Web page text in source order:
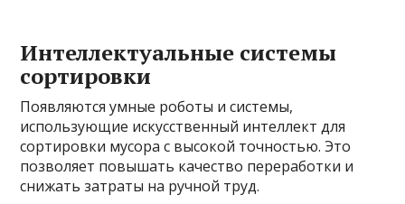
Интеллектуальные системы
сортировки
Появляются умные роботы и системы,
использующие искусственный интеллект для
сортировки мусора с высокой точностью. Это
позволяет повышать качество переработки и
снижать затраты на ручной труд.